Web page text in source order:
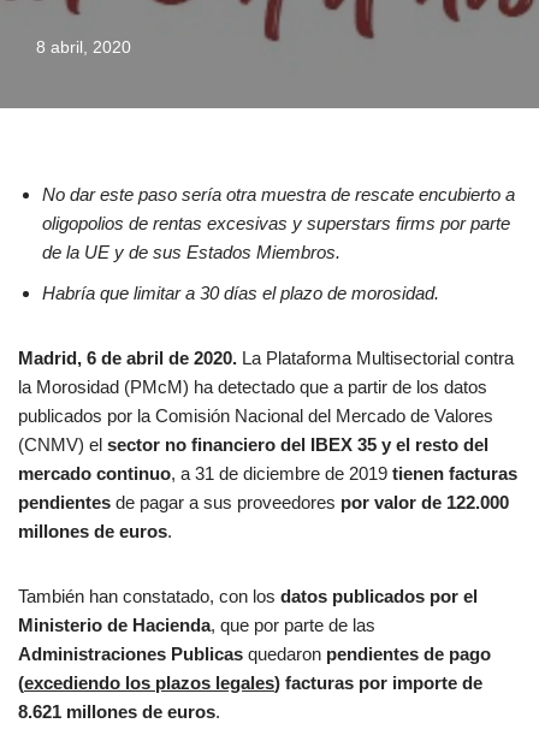
8 abril, 2020
No dar este paso sería otra muestra de rescate encubierto a
oligopolios de rentas excesivas y superstars firms por parte
de la UE y de sus Estados Miembros.
Habría que limitar a 30 días el plazo de morosidad.
Madrid, 6 de abril de 2020. La Plataforma Multisectorial contra
la Morosidad (PMcM) ha detectado que a partir de los datos
publicados por la Comisión Nacional del Mercado de Valores
(CNMV) el sector no financiero del IBEX 35 y el resto del
mercado continuo, a 31 de diciembre de 2019 tienen facturas
pendientes de pagar a sus proveedores por valor de 122.000
millones de euros.
También han constatado, con los datos publicados por el
Ministerio de Hacienda, que por parte de las
Administraciones Publicas quedaron pendientes de pago
(excediendo los plazos legales) facturas por importe de
8.621 millones de euros.